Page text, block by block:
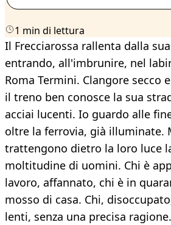
1 min di lettura
Il Frecciarossa rallenta dalla
entrando, all'imbrunire, nel
Roma Termini. Clangore secco
il treno ben conosce la sua
acciai lucenti. Io guardo alle
oltre la ferrovia, già illuminate.
trattengono dietro la loro luce
moltitudine di uomini. Chi è
lavoro, affannato, chi è in
mosso di casa. Chi,
lenti, senza una precisa